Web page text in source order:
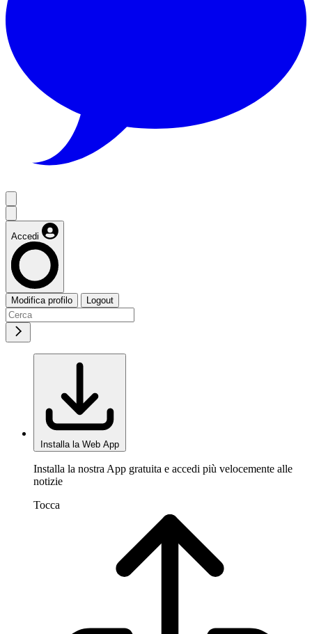
Accedi
Modifica profilo Logout
Installa la Web App
Installa la nostra App gratuita e accedi più velocemente alle
notizie
Tocca